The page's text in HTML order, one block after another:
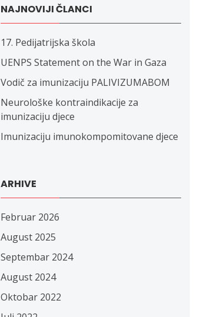
NAJNOVIJI ČLANCI
17. Pedijatrijska škola
UENPS Statement on the War in Gaza
Vodič za imunizaciju PALIVIZUMABOM
Neurološke kontraindikacije za
imunizaciju djece
Imunizaciju imunokompomitovane djece
ARHIVE
Februar 2026
August 2025
Septembar 2024
August 2024
Oktobar 2022